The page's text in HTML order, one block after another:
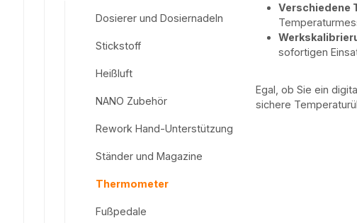
Dosierer und Dosiernadeln
Stickstoff
Heißluft
NANO Zubehör
Rework Hand-Unterstützung
Ständer und Magazine
Thermometer
Fußpedale
Verschiedene
sofortigen
Egal, ob Sie ein
sichere